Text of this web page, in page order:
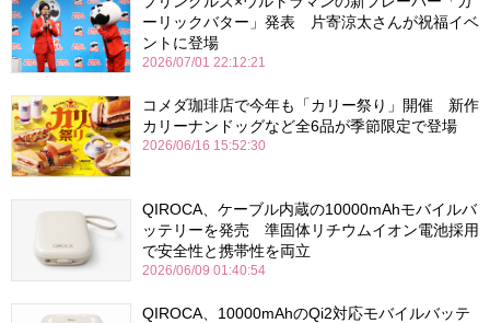
ーリックバター」発表 片寄涼太さんが祝福イベ
ントに登場
2026/07/01 22:12:21
コメダ珈琲店で今年も「カリー祭り」開催 新作
カリーナンドッグなど全6品が季節限定で登場
2026/06/16 15:52:30
QIROCA、ケーブル内蔵の10000mAhモバイルバ
ッテリーを発売 準固体リチウムイオン電池採用
で安全性と携帯性を両立
2026/06/09 01:40:54
QIROCA、10000mAhのQi2対応モバイルバッテ